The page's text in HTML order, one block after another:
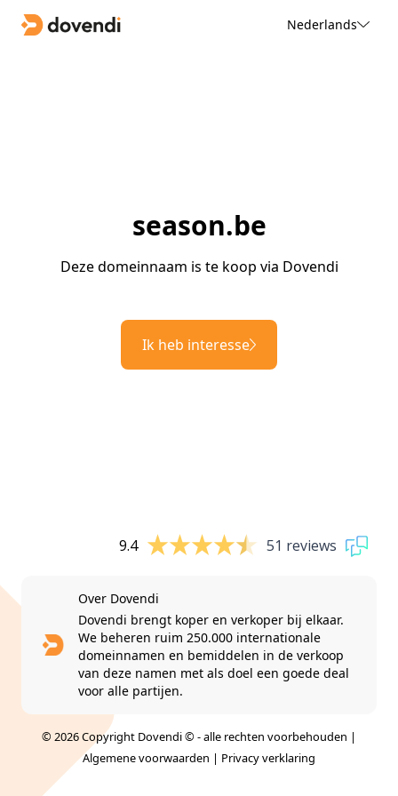
Nederlands
season.be
Deze domeinnaam is te koop via Dovendi
Ik heb interesse
9.4 51 reviews
Over Dovendi
Dovendi brengt koper en verkoper bij elkaar.
We beheren ruim 250.000 internationale
domeinnamen en bemiddelen in de verkoop
van deze namen met als doel een goede deal
voor alle partijen.
© 2026 Copyright Dovendi © - alle rechten voorbehouden |
Algemene voorwaarden | Privacy verklaring